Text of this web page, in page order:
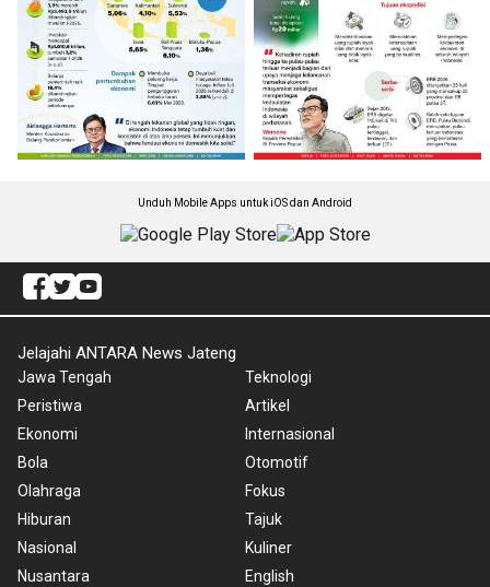
Unduh Mobile Apps untuk iOS dan Android
Jelajahi ANTARA News Jateng
Jawa Tengah
Peristiwa
Ekonomi
Bola
Olahraga
Hiburan
Nasional
Nusantara
Teknologi
Artikel
Internasional
Otomotif
Fokus
Tajuk
Kuliner
English